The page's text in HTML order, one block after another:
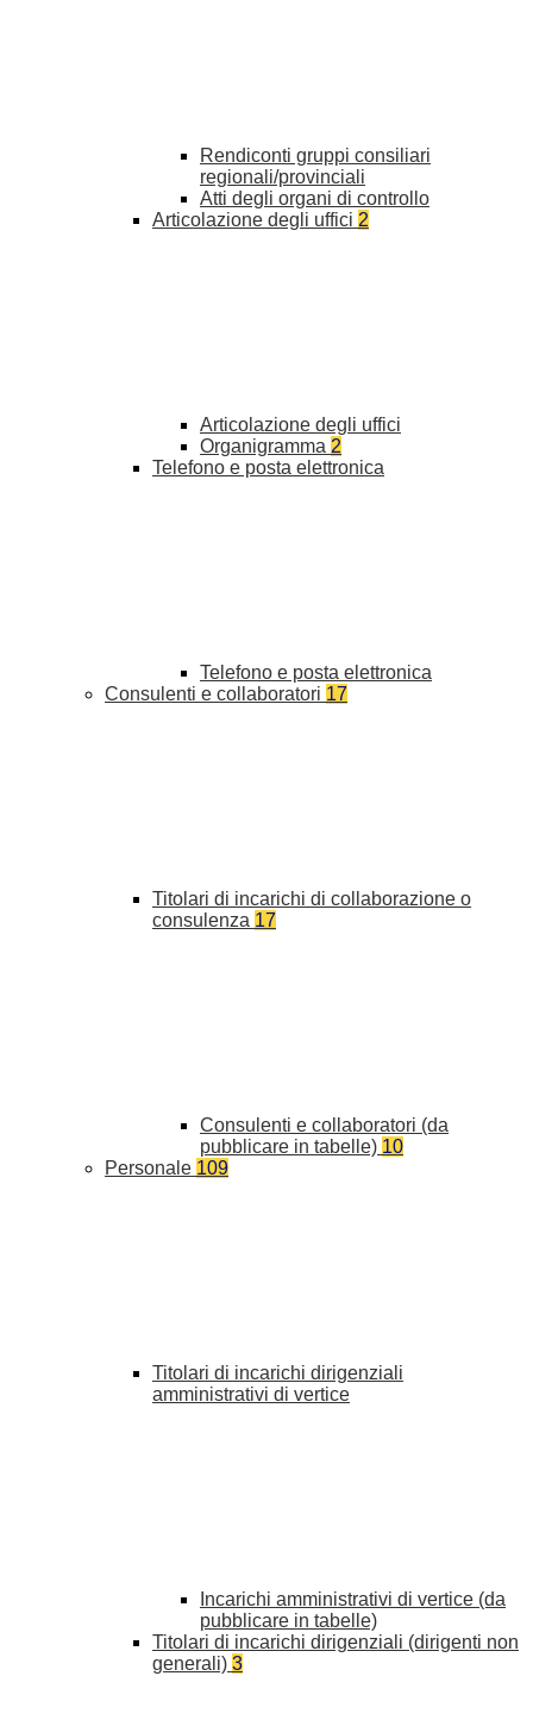
Rendiconti gruppi consiliari
regionali/provinciali
Atti degli organi di controllo
Articolazione degli uffici 2
Articolazione degli uffici
Organigramma 2
Telefono e posta elettronica
Telefono e posta elettronica
Consulenti e collaboratori 17
Titolari di incarichi di collaborazione o
consulenza 17
Consulenti e collaboratori (da
pubblicare in tabelle) 10
Personale 109
Titolari di incarichi dirigenziali
amministrativi di vertice
Incarichi amministrativi di vertice (da
pubblicare in tabelle)
Titolari di incarichi dirigenziali (dirigenti non
generali) 3